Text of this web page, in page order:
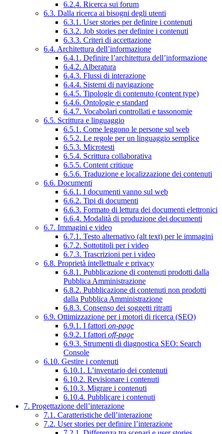
6.2.4. Ricerca sui forum
6.3. Dalla ricerca ai bisogni degli utenti
6.3.1. User stories per definire i contenuti
6.3.2. Job stories per definire i contenuti
6.3.3. Criteri di accettazione
6.4. Architettura dell’informazione
6.4.1. Definire l’architettura dell’informazione
6.4.2. Alberatura
6.4.3. Flussi di interazione
6.4.4. Sistemi di navigazione
6.4.5. Tipologie di contenuto (content type)
6.4.6. Ontologie e standard
6.4.7. Vocabolari controllati e tassonomie
6.5. Scrittura e linguaggio
6.5.1. Come leggono le persone sul web
6.5.2. Le regole per un linguaggio semplice
6.5.3. Microtesti
6.5.4. Scrittura collaborativa
6.5.5. Content critique
6.5.6. Traduzione e localizzazione dei contenuti
6.6. Documenti
6.6.1. I documenti vanno sul web
6.6.2. Tipi di documenti
6.6.3. Formato di lettura dei documenti elettronici
6.6.4. Modalità di produzione dei documenti
6.7. Immagini e video
6.7.1. Testo alternativo (alt text) per le immagini
6.7.2. Sottotitoli per i video
6.7.3. Trascrizioni per i video
6.8. Proprietà intellettuale e privacy
6.8.1. Pubblicazione di contenuti prodotti dalla
Pubblica Amministrazione
6.8.2. Pubblicazione di contenuti non prodotti
dalla Pubblica Amministrazione
6.8.3. Consenso dei soggetti ritratti
6.9. Ottimizzazione per i motori di ricerca (SEO)
6.9.1. I fattori on-page
6.9.2. I fattori off-page
6.9.3. Strumenti di diagnostica SEO: Search
Console
6.10. Gestire i contenuti
6.10.1. L’inventario dei contenuti
6.10.2. Revisionare i contenuti
6.10.3. Migrare i contenuti
6.10.4. Pubblicare i contenuti
7. Progettazione dell’interazione
7.1. Caratteristiche dell’interazione
7.2. User stories per definire l’interazione